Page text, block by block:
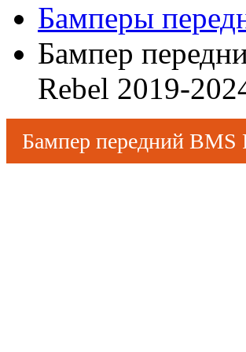
Бамперы
Бампер
Rebel 2019-
Бампер передний BMS